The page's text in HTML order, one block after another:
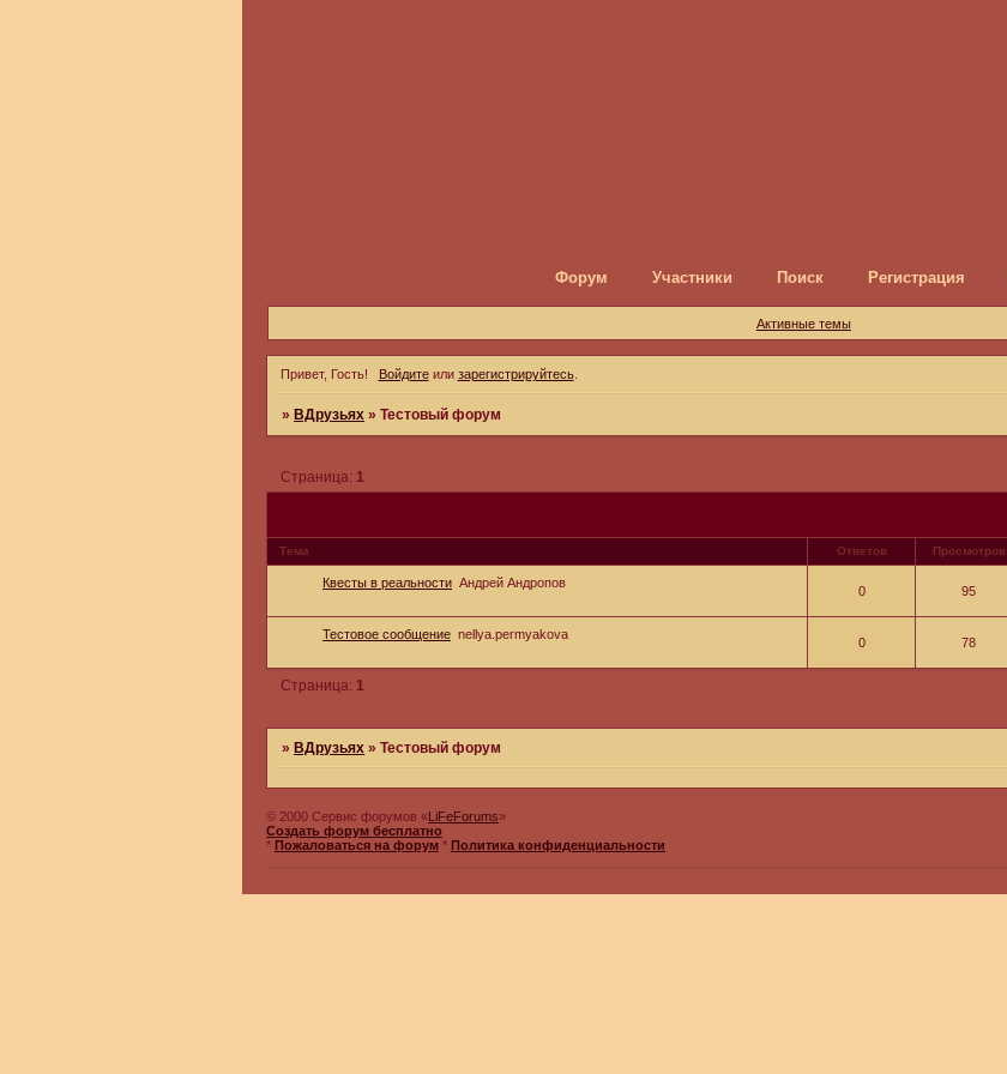
Форум Участники Поиск Регистрация
Активные темы
Привет, Гость! Войдитеили зарегистрируйтесь.
» ВДрузьях »Тестовый форум
Страница: 1
Тема Ответов Просмотров
Квесты в реальности Андрей Андропов
0 95
Тестовое сообщение nellya.permyakova
0 78
Страница: 1
» ВДрузьях »Тестовый форум
© 2000 Сервис форумов «LiFeForums»
Создать форум бесплатно
* Пожаловаться на форум * Политика конфиденциальности